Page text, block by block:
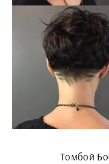
Томбой